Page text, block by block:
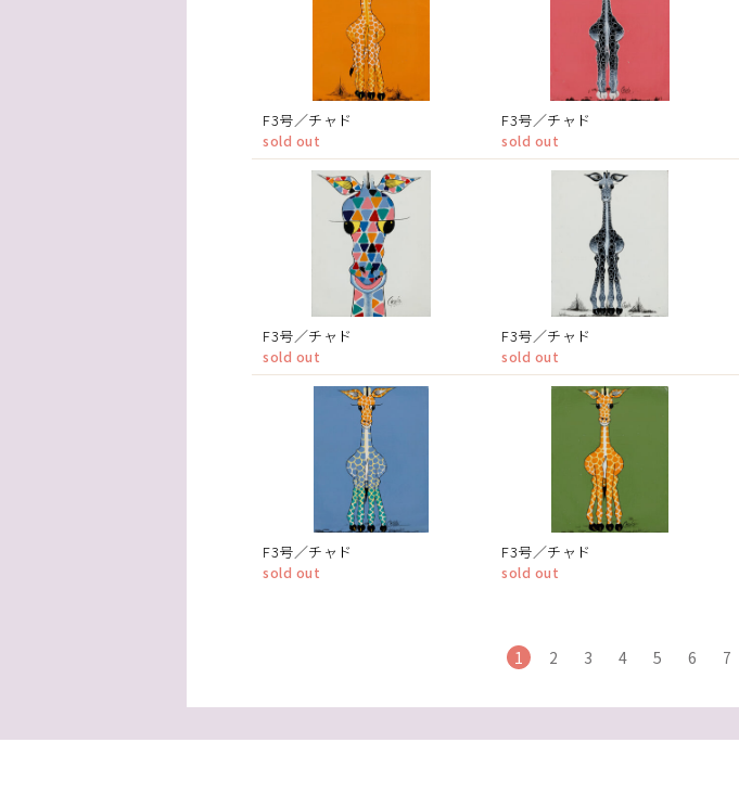
F3号／チャド
sold out
F3号／チャド
sold out
F3号／チャド
sold out
F3号／チャド
sold out
F3号／チャド
sold out
F3号／チャド
sold out
1 2 3 4 5 6 7